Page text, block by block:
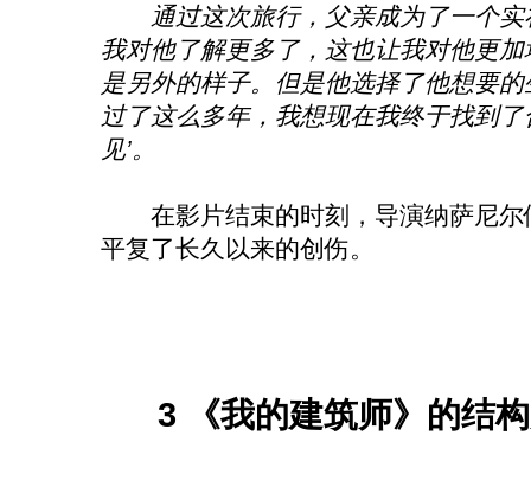
通过这次旅行，父亲成为了一个
我对他了解更多了，这也让我对他更
是另外的样子。但是他选择了他想要
过了这么多年，我想现在我终于找到
见’。
在影片结束的时刻，导演纳萨尼尔
平复了长久以来的创伤。
3 《我的建筑师》的结